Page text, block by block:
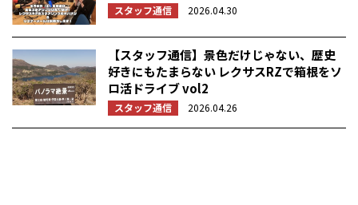
スタッフ通信 2026.04.30
【スタッフ通信】景色だけじゃない、歴史
好きにもたまらない レクサスRZで箱根をソ
ロ活ドライブ vol2
スタッフ通信 2026.04.26